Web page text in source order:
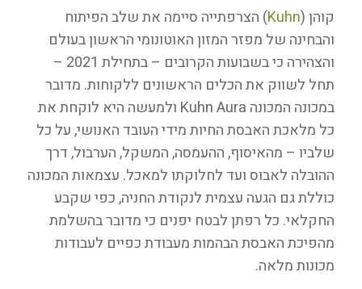
קוהן (Kuhn) הצרפתייה סיימה את שלב הפיתוח
והבחינה של מפזר המזון האוטונומי הראשון בעולם
והצהירה כי בשבועות הקרובים – בתחילת 2021 –
תחל לשווק את הכלים הראשונים ללקוחות. מדובר
במכונה המכונה Kuhn Aura ולמעשה היא לוקחת את
כל מלאכת האבסת החיות מידי העובד האנושי, על כל
שלביו – מהאיסוף, ההעמסה, המשקל, הערבול, דרך
ההובלה לאבוס ועד לחלוקתו למאכל. עצמאות המכונה
כוללת גם הגעה עצמית לנקודת החניה, כפי שקבע
החקלאי. כל רפתן לבטח יפנים כי מדובר בהשלמת
מהפיכת האבסת הבהמות מעבודת כפיים לעבודות
מכונות מלאה.